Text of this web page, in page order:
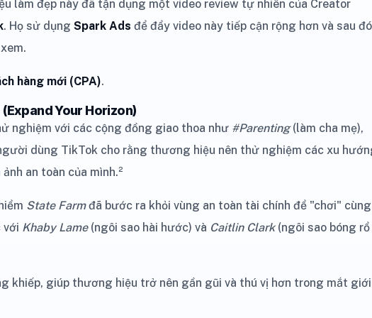
làm đẹp này đã tận dụng một video review tự nhiên của Creator
. Họ sử dụng Spark Ads để đẩy video này tiếp cận rộng hơn và sau đó
hàng mới (CPA).
Your Horizon)
nghiệm với các cộng đồng giao thoa như #Parenting(làm cha mẹ),
dùng TikTok cho rằng thương hiệu nên thử nghiệm các xu
an toàn của mình.²
State Farmđã bước ra khỏi vùng an toàn tài chính để "chơi" cùng
với Khaby Lame(ngôi sao hài hước) và Caitlin Clark(ngôi sao bóng rổ
khiếp, giúp thương hiệu trở nên gần gũi và thú vị hơn trong mắt giới